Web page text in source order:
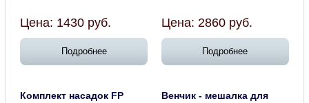
Цена: 1430 руб.
Подробнее
Цена: 2860 руб.
Подробнее
Комплект насадок FP
Венчик - мешалка для